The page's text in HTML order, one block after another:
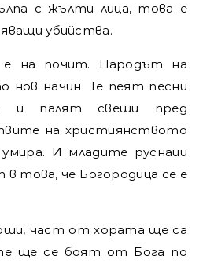
с жълти лица, това е
убийства.
на почит. Народът на
нов начин. Те пеят песни
и палят свещи пред
на християнството
И младите руснаци
в това, че Богородица се е
част от хората ще са
ще се боят от Бога по